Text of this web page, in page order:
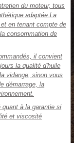
du moteur, tous
adaptée.La
en tenant compte de
consommation de
il convient
la qualité d'huile
vidange, sinon vous
démarrage, la
quant à la garantie si
et viscosité